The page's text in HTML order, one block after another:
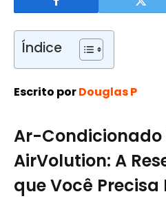
Índice
Escrito porDouglas P
Ar-Condicionado
AirVolution: A
que Você Precisa